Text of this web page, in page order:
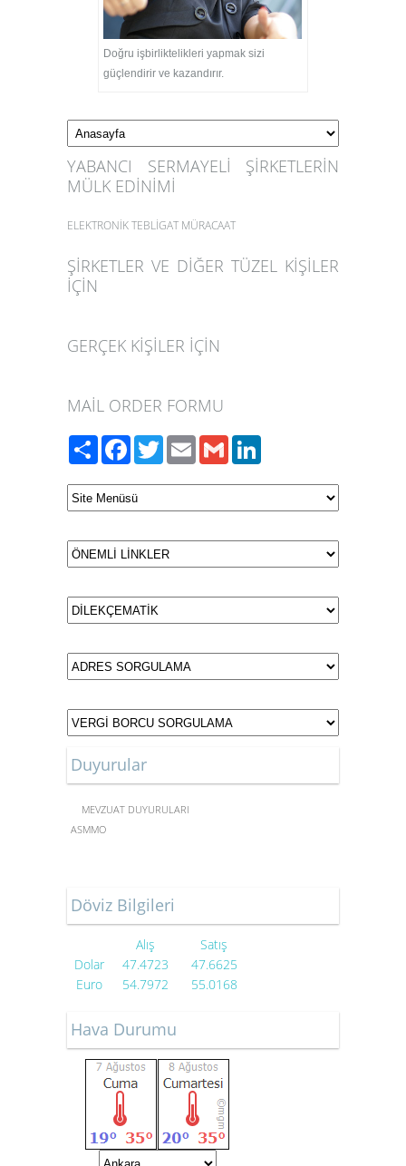
Doğru işbirliktelikleri yapmak sizi
güçlendirir ve kazandırır.
YABANCI SERMAYELİ ŞİRKETLERİN
MÜLK EDİNİMİ
ELEKTRONİK TEBLİGAT MÜRACAAT
ŞİRKETLER VE DİĞER TÜZEL KİŞİLER
İÇİN
GERÇEK KİŞİLER İÇİN
MAİL ORDER FORMU
PaylaşFacebook
TwitterEmailGmail
Duyurular
ŞİRKET KURULUŞ İŞLEMLERİ
MEVZUAT DUYURULARI
ASMMO
Döviz Bilgileri
Alış
Satış
Dolar
47.4723
47.6625
Euro
54.7972 55.0168
Hava Durumu